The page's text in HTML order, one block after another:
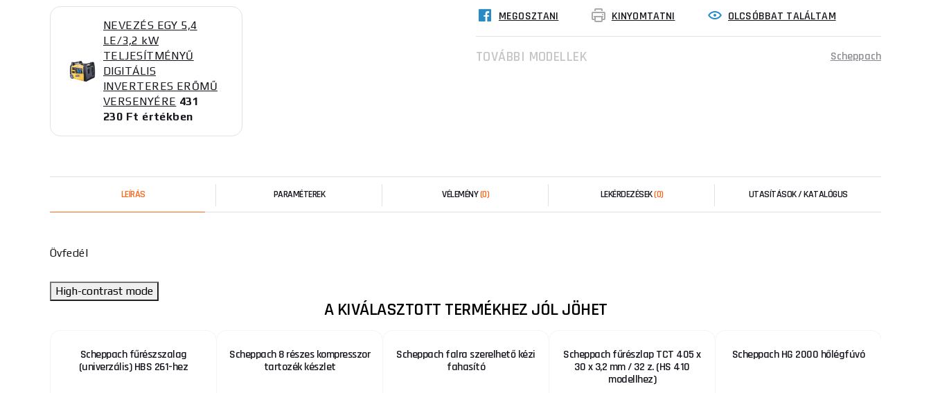
NEVEZÉS EGY 5,4
LE/3,2 kW
TELJESÍTMÉNYŰ
DIGITÁLIS
INVERTERES ERŐMŰ
VERSENYÉRE 431
230 Ft értékben
MEGOSZTANI
KINYOMTATNI OLCSÓBBAT TALÁLTAM
TOVÁBBI MODELLEK Scheppach
LEÍRÁS PARAMÉTEREK VÉLEMÉNY(0) LEKÉRDEZÉSEK(0) UTASÍTÁSOK / KATALÓGUS
Övfedél
High-contrast mode
A KIVÁLASZTOTT TERMÉKHEZ JÓL JÖHET
Scheppach fűrészszalag
(univerzális) HBS 261-hez
Scheppach 8 részes kompresszor
tartozék készlet
Scheppach falra szerelhető kézi
fahasító
Scheppach fűrészlap TCT 405 x
30 x 3,2 mm / 32 z. (HS 410
modellhez)
Scheppach HG 2000 hőlégfúvó